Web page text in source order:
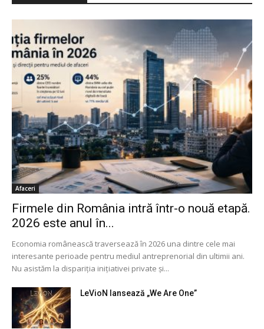
Afaceri
Firmele din România intră într-o nouă etapă.
2026 este anul în...
Economia românească traversează în 2026 una dintre cele mai
interesante perioade pentru mediul antreprenorial din ultimii ani.
Nu asistăm la dispariția inițiativei private și...
LeVioN lansează „We Are One”